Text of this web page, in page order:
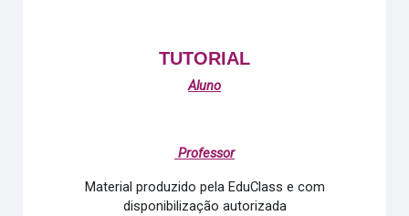
TUTORIAL
Aluno
Professor
Material produzido pela EduClass e com
disponibilização autorizada